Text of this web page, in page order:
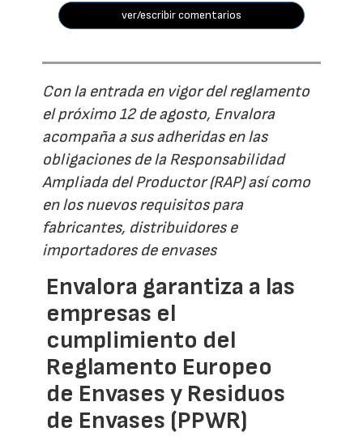
ver/escribir comentarios
Con la entrada en vigor del reglamento
el próximo 12 de agosto, Envalora
acompaña a sus adheridas en las
obligaciones de la Responsabilidad
Ampliada del Productor (RAP) así como
en los nuevos requisitos para
fabricantes, distribuidores e
importadores de envases
Envalora garantiza a las
empresas el
cumplimiento del
Reglamento Europeo
de Envases y Residuos
de Envases (PPWR)